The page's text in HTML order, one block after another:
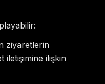
ziyaretlerin
iletişimine ilişkin